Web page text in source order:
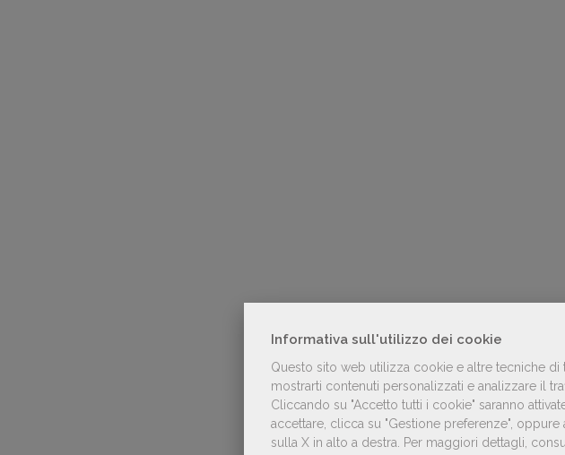
Informativa sull'utilizzo dei cookie
Questo sito web utilizza cookie e altre tecniche
mostrarti contenuti personalizzati e analizzare il
Cliccando su "Accetto tutti i cookie" saranno
accettare, clicca su "Gestione preferenze",
sulla X in alto a destra. Per maggiori dettagli,